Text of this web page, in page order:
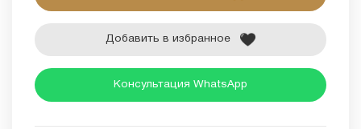
Добавить в избранное
Консультация WhatsApp